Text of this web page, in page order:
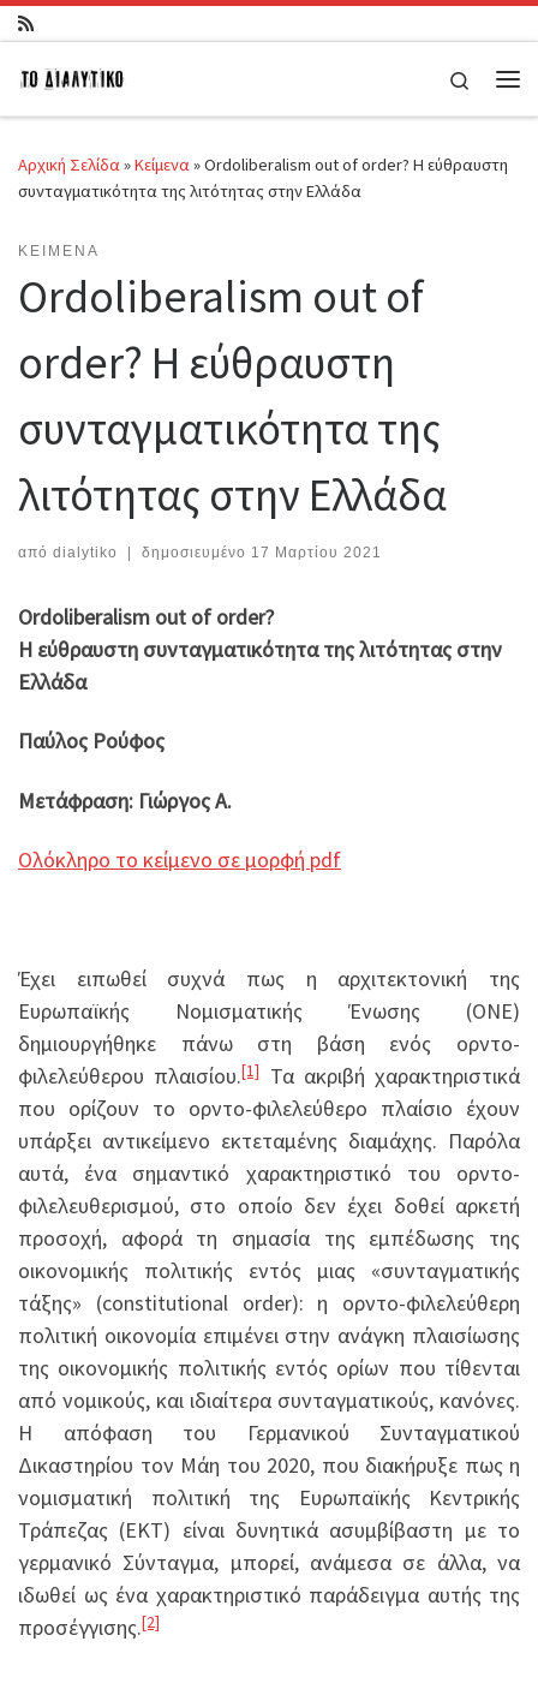
Μετάβαση στο περιεχόμενο
Search
Αρχική Σελίδα»Κείμενα»Ordoliberalism out of order? Η εύθραυστη
συνταγματικότητα της λιτότητας στην Ελλάδα
ΚΕΊΜΕΝΑ
Ordoliberalism out of
order? Η εύθραυστη
συνταγματικότητα της
λιτότητας στην Ελλάδα
από dialytiko | δημοσιευμένο 17 Μαρτίου 2021
Ordoliberalism out of order?
Η εύθραυστη συνταγματικότητα της λιτότητας στην
Ελλάδα
Παύλος Ρούφος
Μετάφραση: Γιώργος Α.
Ολόκληρο το κείμενο σε μορφή pdf
Έχει ειπωθεί συχνά πως η αρχιτεκτονική της
Ευρωπαϊκής Νομισματικής Ένωσης (ΟΝΕ)
δημιουργήθηκε πάνω στη βάση ενός oρντο-
φιλελεύθερου πλαισίου.[1]Τα ακριβή χαρακτηριστικά
που ορίζουν το ορντο-φιλελεύθερο πλαίσιο έχουν
υπάρξει αντικείμενο εκτεταμένης διαμάχης. Παρόλα
αυτά, ένα σημαντικό χαρακτηριστικό του ορντο-
φιλελευθερισμού, στο οποίο δεν έχει δοθεί αρκετή
προσοχή, αφορά τη σημασία της εμπέδωσης της
οικονομικής πολιτικής εντός μιας «συνταγματικής
τάξης» (constitutional order): η ορντο-φιλελεύθερη
πολιτική οικονομία επιμένει στην ανάγκη πλαισίωσης
της οικονομικής πολιτικής εντός ορίων που τίθενται
από νομικούς, και ιδιαίτερα συνταγματικούς, κανόνες.
Η απόφαση του Γερμανικού Συνταγματικού
Δικαστηρίου τον Μάη του 2020, που διακήρυξε πως η
νομισματική πολιτική της Ευρωπαϊκής Κεντρικής
Τράπεζας (ΕΚΤ) είναι δυνητικά ασυμβίβαστη με το
γερμανικό Σύνταγμα, μπορεί, ανάμεσα σε άλλα, να
ιδωθεί ως ένα χαρακτηριστικό παράδειγμα αυτής της
προσέγγισης.[2]